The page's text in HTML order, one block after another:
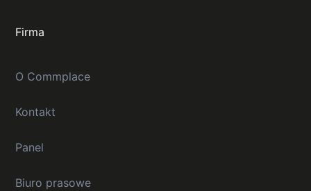
Firma
O Commplace
Kontakt
Panel
Biuro prasowe